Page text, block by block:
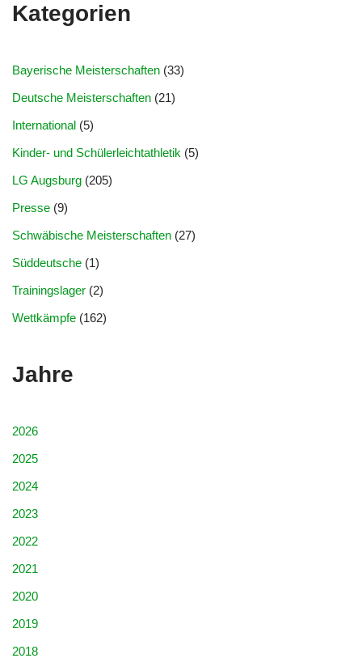
Kategorien
Bayerische Meisterschaften (33)
Deutsche Meisterschaften (21)
International (5)
Kinder- und Schülerleichtathletik (5)
LG Augsburg (205)
Presse (9)
Schwäbische Meisterschaften (27)
Süddeutsche (1)
Trainingslager (2)
Wettkämpfe (162)
Jahre
2026
2025
2024
2023
2022
2021
2020
2019
2018